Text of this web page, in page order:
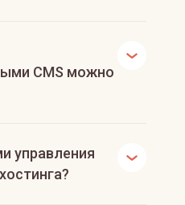
CMS можно
управления